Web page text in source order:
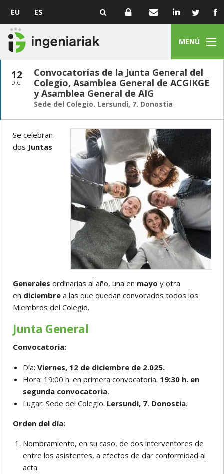
EU ES
MENÚ
12
DIC
Convocatorias de la Junta General del
Colegio, Asamblea General de ACGIKGE
y Asamblea General de AIG
Sede del Colegio. Lersundi, 7. Donostia
Se celebran
dos Juntas
Generales ordinarias al año, una en mayo y otra
en diciembre a las que quedan convocados todos los
Miembros del Colegio.
Junta General
Convocatoria:
Día: Viernes, 12 de diciembre de 2.025.
Hora: 19:00 h. en primera convocatoria. 19:30 h. en
segunda convocatoria.
Lugar: Sede del Colegio. Lersundi, 7. Donostia.
Orden del día:
Nombramiento, en su caso, de dos interventores de
entre los asistentes, a efectos de dar conformidad al
acta.